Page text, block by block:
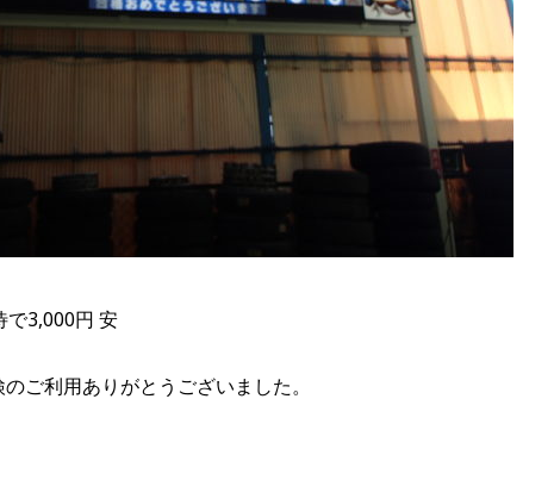
で3,000円 安
ご利用ありがとうございました。